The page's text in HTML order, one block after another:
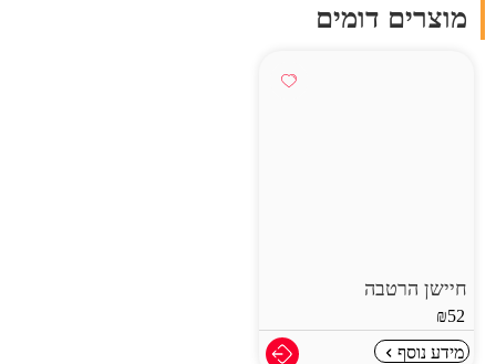
מוצרים דומים
חיישן הרטבה
₪52
מידע נוסף